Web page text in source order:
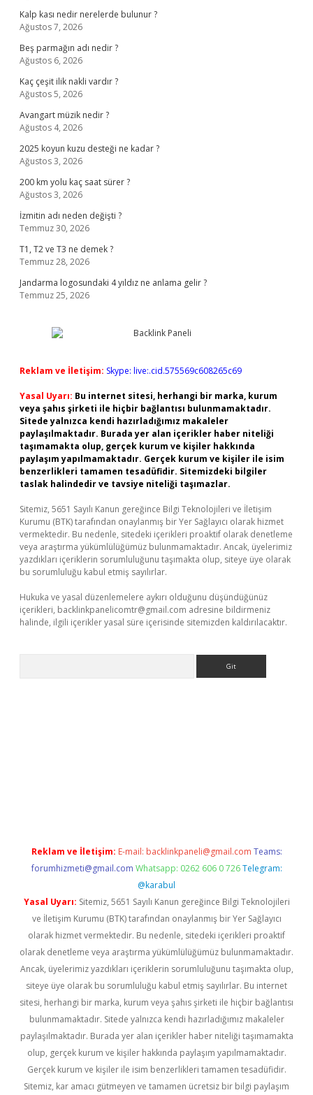
Kalp kası nedir nerelerde bulunur ?
Ağustos 7, 2026
Beş parmağın adı nedir ?
Ağustos 6, 2026
Kaç çeşit ilik nakli vardır ?
Ağustos 5, 2026
Avangart müzik nedir ?
Ağustos 4, 2026
2025 koyun kuzu desteği ne kadar ?
Ağustos 3, 2026
200 km yolu kaç saat sürer ?
Ağustos 3, 2026
İzmitin adı neden değişti ?
Temmuz 30, 2026
T1, T2 ve T3 ne demek ?
Temmuz 28, 2026
Jandarma logosundaki 4 yıldız ne anlama gelir ?
Temmuz 25, 2026
Reklam ve İletişim: Skype: live:.cid.575569c608265c69
Yasal Uyarı: Bu internet sitesi, herhangi bir marka, kurum
veya şahıs şirketi ile hiçbir bağlantısı bulunmamaktadır.
Sitede yalnızca kendi hazırladığımız makaleler
paylaşılmaktadır. Burada yer alan içerikler haber niteliği
taşımamakta olup, gerçek kurum ve kişiler hakkında
paylaşım yapılmamaktadır. Gerçek kurum ve kişiler ile isim
benzerlikleri tamamen tesadüfidir. Sitemizdeki bilgiler
taslak halindedir ve tavsiye niteliği taşımazlar.
Sitemiz, 5651 Sayılı Kanun gereğince Bilgi Teknolojileri ve İletişim
Kurumu (BTK) tarafından onaylanmış bir Yer Sağlayıcı olarak hizmet
vermektedir. Bu nedenle, sitedeki içerikleri proaktif olarak denetleme
veya araştırma yükümlülüğümüz bulunmamaktadır. Ancak, üyelerimiz
yazdıkları içeriklerin sorumluluğunu taşımakta olup, siteye üye olarak
bu sorumluluğu kabul etmiş sayılırlar.
Hukuka ve yasal düzenlemelere aykırı olduğunu düşündüğünüz
içerikleri, backlinkpanelicomtr@gmail.com adresine bildirmeniz
halinde, ilgili içerikler yasal süre içerisinde sitemizden kaldırılacaktır.
Reklam ve İletişim: E-mail: backlinkpaneli@gmail.com Teams:
forumhizmeti@gmail.com Whatsapp: 0262 606 0 726 Telegram:
@karabul
Yasal Uyarı: Sitemiz, 5651 Sayılı Kanun gereğince Bilgi Teknolojileri
ve İletişim Kurumu (BTK) tarafından onaylanmış bir Yer Sağlayıcı
olarak hizmet vermektedir. Bu nedenle, sitedeki içerikleri proaktif
olarak denetleme veya araştırma yükümlülüğümüz bulunmamaktadır.
Ancak, üyelerimiz yazdıkları içeriklerin sorumluluğunu taşımakta olup,
siteye üye olarak bu sorumluluğu kabul etmiş sayılırlar. Bu internet
sitesi, herhangi bir marka, kurum veya şahıs şirketi ile hiçbir bağlantısı
bulunmamaktadır. Sitede yalnızca kendi hazırladığımız makaleler
paylaşılmaktadır. Burada yer alan içerikler haber niteliği taşımamakta
olup, gerçek kurum ve kişiler hakkında paylaşım yapılmamaktadır.
Gerçek kurum ve kişiler ile isim benzerlikleri tamamen tesadüfidir.
Sitemiz, kar amacı gütmeyen ve tamamen ücretsiz bir bilgi paylaşım